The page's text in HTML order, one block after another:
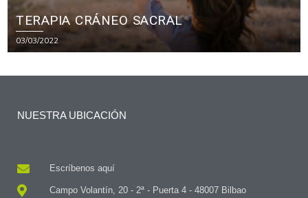
TERAPIA CRÁNEO SACRAL
03/03/2022
NUESTRA UBICACIÓN
Escríbenos aquí
Campo Volantín, 20 - 2ª - Puerta 4 - 48007 Bilbao